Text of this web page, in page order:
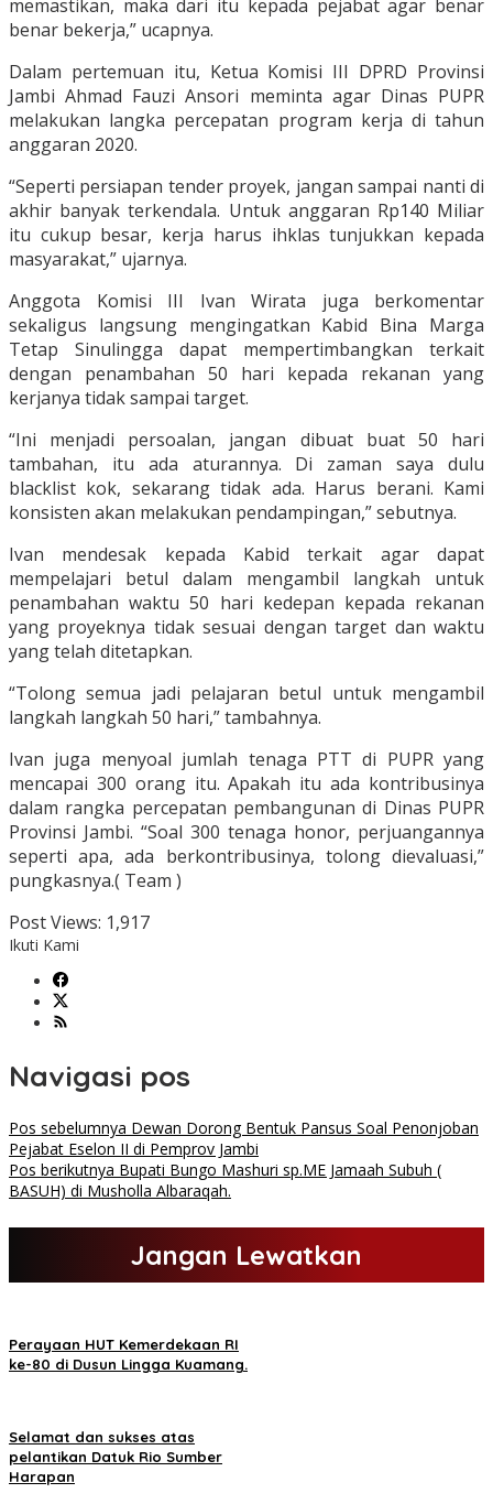
memastikan, maka dari itu kepada pejabat agar benar
benar bekerja,” ucapnya.
Dalam pertemuan itu, Ketua Komisi III DPRD Provinsi
Jambi Ahmad Fauzi Ansori meminta agar Dinas PUPR
melakukan langka percepatan program kerja di tahun
anggaran 2020.
“Seperti persiapan tender proyek, jangan sampai nanti di
akhir banyak terkendala. Untuk anggaran Rp140 Miliar
itu cukup besar, kerja harus ihklas tunjukkan kepada
masyarakat,” ujarnya.
Anggota Komisi III Ivan Wirata juga berkomentar
sekaligus langsung mengingatkan Kabid Bina Marga
Tetap Sinulingga dapat mempertimbangkan terkait
dengan penambahan 50 hari kepada rekanan yang
kerjanya tidak sampai target.
“Ini menjadi persoalan, jangan dibuat buat 50 hari
tambahan, itu ada aturannya. Di zaman saya dulu
blacklist kok, sekarang tidak ada. Harus berani. Kami
konsisten akan melakukan pendampingan,” sebutnya.
Ivan mendesak kepada Kabid terkait agar dapat
mempelajari betul dalam mengambil langkah untuk
penambahan waktu 50 hari kedepan kepada rekanan
yang proyeknya tidak sesuai dengan target dan waktu
yang telah ditetapkan.
“Tolong semua jadi pelajaran betul untuk mengambil
langkah langkah 50 hari,” tambahnya.
Ivan juga menyoal jumlah tenaga PTT di PUPR yang
mencapai 300 orang itu. Apakah itu ada kontribusinya
dalam rangka percepatan pembangunan di Dinas PUPR
Provinsi Jambi. “Soal 300 tenaga honor, perjuangannya
seperti apa, ada berkontribusinya, tolong dievaluasi,”
pungkasnya.( Team )
Post Views: 1,917
Ikuti Kami
Navigasi pos
Pos sebelumnya Dewan Dorong Bentuk Pansus Soal Penonjoban
Pejabat Eselon II di Pemprov Jambi
Pos berikutnya Bupati Bungo Mashuri sp.ME Jamaah Subuh (
BASUH) di Musholla Albaraqah.
Jangan Lewatkan
Perayaan HUT Kemerdekaan RI
ke-80 di Dusun Lingga Kuamang.
Selamat dan sukses atas
pelantikan Datuk Rio Sumber
Harapan